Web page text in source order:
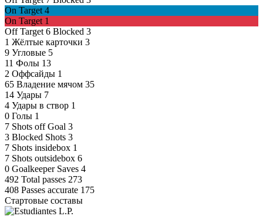
On Target 4
On Target 1
Off Target 6 Blocked 3
1 Жёлтые карточки 3
9 Угловые 5
11 Фолы 13
2 Оффсайды 1
65 Владение мячом 35
14 Удары 7
4 Удары в створ 1
0 Голы 1
7 Shots off Goal 3
3 Blocked Shots 3
7 Shots insidebox 1
7 Shots outsidebox 6
0 Goalkeeper Saves 4
492 Total passes 273
408 Passes accurate 175
Стартовые составы